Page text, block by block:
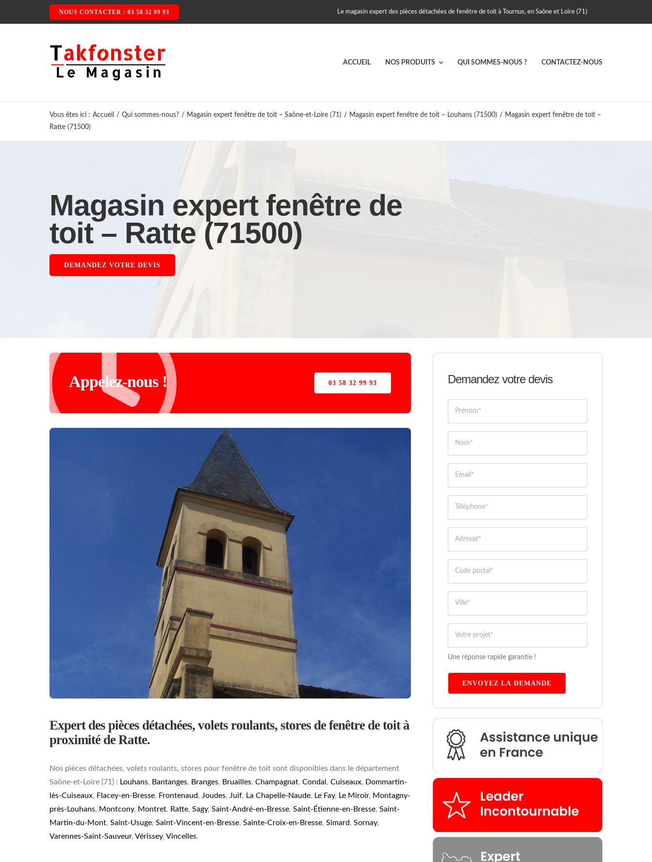
NOUS CONTACTER : 03 58 32 99 93 Le magasin expert des pièces détachées de fenêtre de toit à Tournus, en Saône et Loire (71)
ACCUEIL NOS PRODUITS QUI SOMMES-NOUS ? CONTACTEZ-NOUS
Vous êtes ici : Accueil / Qui sommes-nous? / Magasin expert fenêtre de toit – Saône-et-Loire (71) / Magasin expert fenêtre de toit – Louhans (71500) / Magasin expert fenêtre de toit –
Ratte (71500)
Magasin expert fenêtre de
toit – Ratte (71500)
DEMANDEZ VOTRE DEVIS
Appelez-nous ! 03 58 32 99 93
Expert des pièces détachées, volets roulants, stores de fenêtre de toit à
proximité de Ratte.
Nos pièces détachées, volets roulants, stores pour fenêtre de toit sont disponibles dans le département
Saône-et-Loire (71) : Louhans, Bantanges, Branges, Bruailles, Champagnat, Condal , Cuiseaux, Dommartin-
lès-Cuiseaux, Flacey-en-Bresse, Frontenaud, Joudes, Juif, La Chapelle-Naude, Le Fay, Le Miroir, Montagny-
près-Louhans, Montcony, Montret, Ratte, Sagy, Saint-André-en-Bresse, Saint-Étienne-en-Bresse, Saint-
Martin-du-Mont, Saint-Usuge, Saint-Vincent-en-Bresse, Sainte-Croix-en-Bresse, Simard, Sornay,
Varennes-Saint-Sauveur, Vérissey, Vincelles.
Demandez votre devis
Une réponse rapide garantie !
ENVOYEZ LA DEMANDE